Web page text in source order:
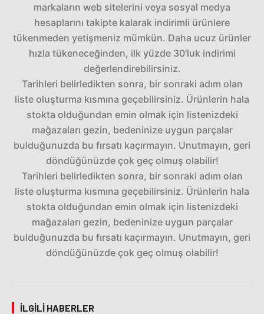
markaların web sitelerini veya sosyal medya
hesaplarını takipte kalarak indirimli ürünlere
tükenmeden yetişmeniz mümkün. Daha ucuz ürünler
hızla tükeneceğinden, ilk yüzde 30’luk indirimi
değerlendirebilirsiniz.
Tarihleri belirledikten sonra, bir sonraki adım olan
liste oluşturma kısmına geçebilirsiniz. Ürünlerin hala
stokta olduğundan emin olmak için listenizdeki
mağazaları gezin, bedeninize uygun parçalar
bulduğunuzda bu fırsatı kaçırmayın. Unutmayın, geri
döndüğünüzde çok geç olmuş olabilir!
Tarihleri belirledikten sonra, bir sonraki adım olan
liste oluşturma kısmına geçebilirsiniz. Ürünlerin hala
stokta olduğundan emin olmak için listenizdeki
mağazaları gezin, bedeninize uygun parçalar
bulduğunuzda bu fırsatı kaçırmayın. Unutmayın, geri
döndüğünüzde çok geç olmuş olabilir!
İLGILI HABERLER